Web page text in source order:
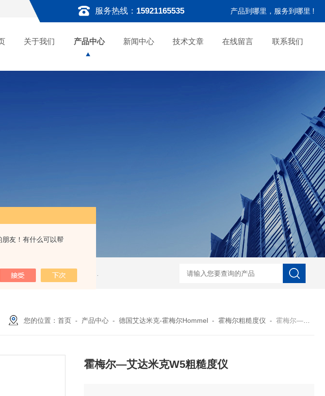
朋友！有什么可以帮
服务热线： 15921165535 产品到哪里，服务到哪里 !
关于我们 产品中心 新闻中心 技术文章 在线留言 联系我们
国API OT2 Core激光跟踪仪 菲希尔新款涂层测厚
您的位置：首页 - 产品中心 -德国艾达米克-霍梅尔Hommel -霍梅尔粗糙度仪 -霍梅尔—艾达米克W5粗糙度仪
霍梅尔—艾达米克W5粗糙度仪